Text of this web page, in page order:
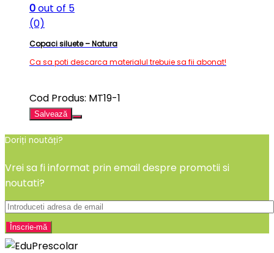
0out of 5
(0)
Copaci siluete – Natura
Ca sa poti descarca materialul trebuie sa fii abonat!
Cod Produs: MT19-1
Salvează
Doriți noutăți?
Vrei sa fi informat prin email despre promotii si
noutati?